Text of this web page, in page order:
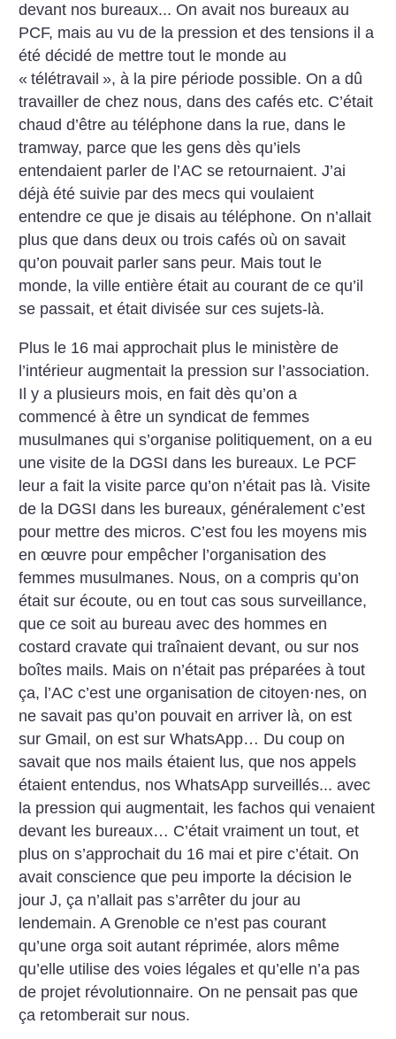
devant nos bureaux... On avait nos bureaux au
PCF, mais au vu de la pression et des tensions il a
été décidé de mettre tout le monde au
« télétravail », à la pire période possible. On a dû
travailler de chez nous, dans des cafés etc. C’était
chaud d’être au téléphone dans la rue, dans le
tramway, parce que les gens dès qu’iels
entendaient parler de l’AC se retournaient. J’ai
déjà été suivie par des mecs qui voulaient
entendre ce que je disais au téléphone. On n’allait
plus que dans deux ou trois cafés où on savait
qu’on pouvait parler sans peur. Mais tout le
monde, la ville entière était au courant de ce qu’il
se passait, et était divisée sur ces sujets-là.
Plus le 16 mai approchait plus le ministère de
l’intérieur augmentait la pression sur l’association.
Il y a plusieurs mois, en fait dès qu’on a
commencé à être un syndicat de femmes
musulmanes qui s’organise politiquement, on a eu
une visite de la DGSI dans les bureaux. Le PCF
leur a fait la visite parce qu’on n’était pas là. Visite
de la DGSI dans les bureaux, généralement c’est
pour mettre des micros. C’est fou les moyens mis
en œuvre pour empêcher l’organisation des
femmes musulmanes. Nous, on a compris qu’on
était sur écoute, ou en tout cas sous surveillance,
que ce soit au bureau avec des hommes en
costard cravate qui traînaient devant, ou sur nos
boîtes mails. Mais on n’était pas préparées à tout
ça, l’AC c’est une organisation de citoyen·nes, on
ne savait pas qu’on pouvait en arriver là, on est
sur Gmail, on est sur WhatsApp… Du coup on
savait que nos mails étaient lus, que nos appels
étaient entendus, nos WhatsApp surveillés... avec
la pression qui augmentait, les fachos qui venaient
devant les bureaux… C’était vraiment un tout, et
plus on s’approchait du 16 mai et pire c’était. On
avait conscience que peu importe la décision le
jour J, ça n’allait pas s’arrêter du jour au
lendemain. A Grenoble ce n’est pas courant
qu’une orga soit autant réprimée, alors même
qu’elle utilise des voies légales et qu’elle n’a pas
de projet révolutionnaire. On ne pensait pas que
ça retomberait sur nous.